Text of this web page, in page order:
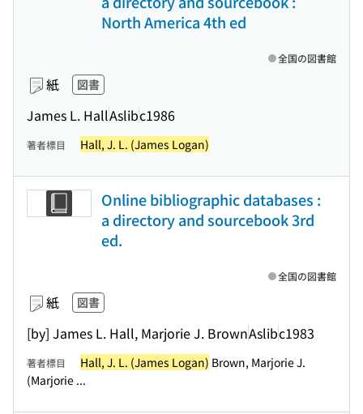
North America 4th ed
紙 図書
James L. HallAslibc1986
全国の図書館
著者標目 Hall, J. L. (James Logan)
Online bibliographic databases :
a directory and sourcebook 3rd
ed.
紙 図書
[by] James L. Hall, Marjorie J. BrownAslibc1983
全国の図書館
著者標目 Hall, J. L. (James Logan) Brown, Marjorie J.
(Marjorie ...